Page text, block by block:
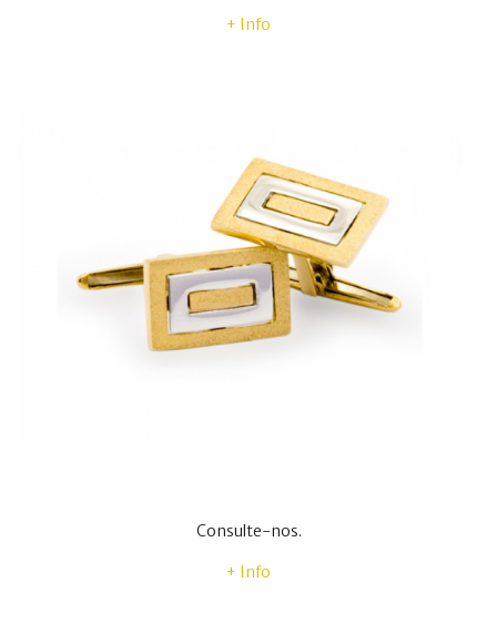
+ Info
Consulte-nos.
+ Info